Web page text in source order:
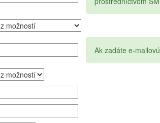
Ak zadáte e-